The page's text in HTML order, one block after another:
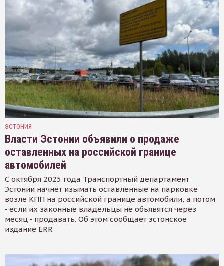
ЭСТОНИЯ
Власти Эстонии объявили о продаже
оставленных на российской границе
автомобилей
С октября 2025 года Транспортный департамент
Эстонии начнет изымать оставленные на парковке
возле КПП на российской границе автомобили, а потом
- если их законные владельцы не объявятся через
месяц - продавать. Об этом сообщает эстонское
издание ERR